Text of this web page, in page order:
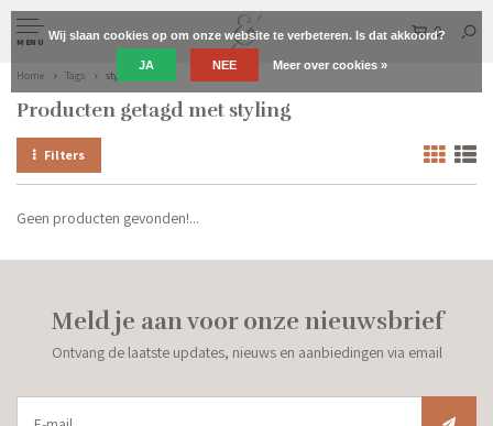
MENU
0
Home Tags styling
Producten getagd met styling
Filters
Geen producten gevonden!...
Meld je aan voor onze nieuwsbrief
Ontvang de laatste updates, nieuws en aanbiedingen via email
Wij slaan cookies op om onze website te verbeteren. Is dat akkoord?
JA NEE Meer over cookies »